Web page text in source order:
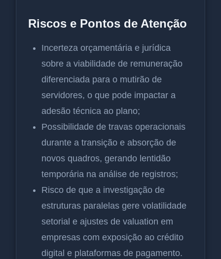
Riscos e Pontos de Atenção
Incerteza orçamentária e jurídica
sobre a viabilidade de remuneração
diferenciada para o mutirão de
servidores, o que pode impactar a
adesão técnica ao plano;
Possibilidade de travas operacionais
durante a transição e absorção de
novos quadros, gerando lentidão
temporária na análise de registros;
Risco de que a investigação de
estruturas paralelas gere volatilidade
setorial e ajustes de valuation em
empresas com exposição ao crédito
digital e plataformas de pagamento.